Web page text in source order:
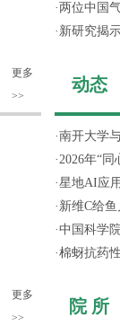
更多
>>
更多
>>
· 两位中国
· 新研究揭
动态
·南开大学
·2026年“
·星地AI应
· 新维C给
·中国科学
·棉蚜抗药
院 所